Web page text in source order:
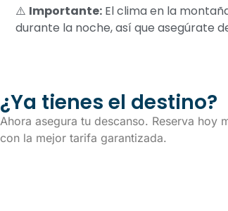
⚠️ Importante: El clima en la
durante la noche, así que asegúrate
¿Ya tienes el destino?
Ahora asegura tu descanso. Reserva hoy
con la mejor tarifa garantizada.